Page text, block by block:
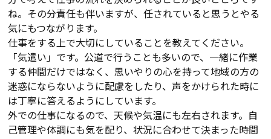
ね。その分責任も伴いますが、任されていると思うとやる
気にもつながります。
仕事をする上で大切にしていることを教えてください。
「気遣い」です。公道で行うことも多いので、一緒に作業
する仲間だけではなく、思いやりの心を持って地域の方の
迷惑にならないように配慮をしたり、声をかけられた時に
は丁寧に答えるようにしています。
外での仕事になるので、天候や気温にも左右されます。自
己管理や体調にも気を配り、状況に合わせて決まった時間